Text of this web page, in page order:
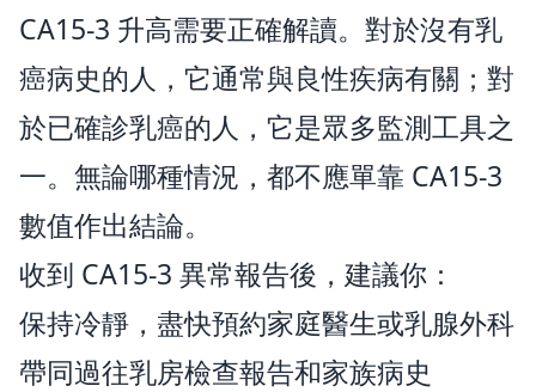
CA15-3 升高需要正確解讀。對於沒有乳
癌病史的人，它通常與良性疾病有關；對
於已確診乳癌的人，它是眾多監測工具之
一。無論哪種情況，都不應單靠 CA15-3
數值作出結論。
收到 CA15-3 異常報告後，建議你：
保持冷靜，盡快預約家庭醫生或乳腺外科
帶同過往乳房檢查報告和家族病史